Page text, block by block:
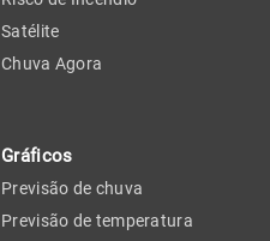
Satélite
Chuva Agora
Gráficos
Previsão de chuva
Previsão de temperatura